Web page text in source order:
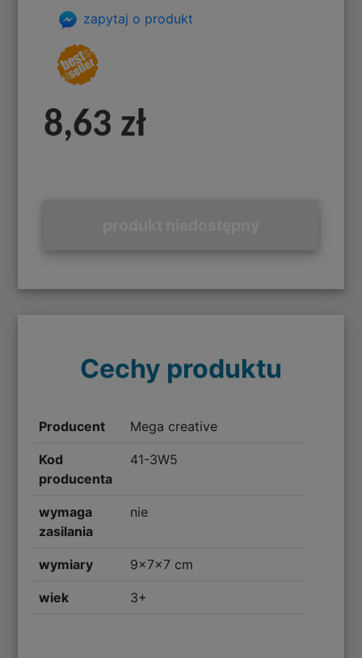
zapytaj o produkt
8,63 zł
Cechy produktu
Producent Mega creative
Kod
producenta
41-3W5
wymaga
zasilania
nie
wymiary 9x7x7 cm
wiek 3+